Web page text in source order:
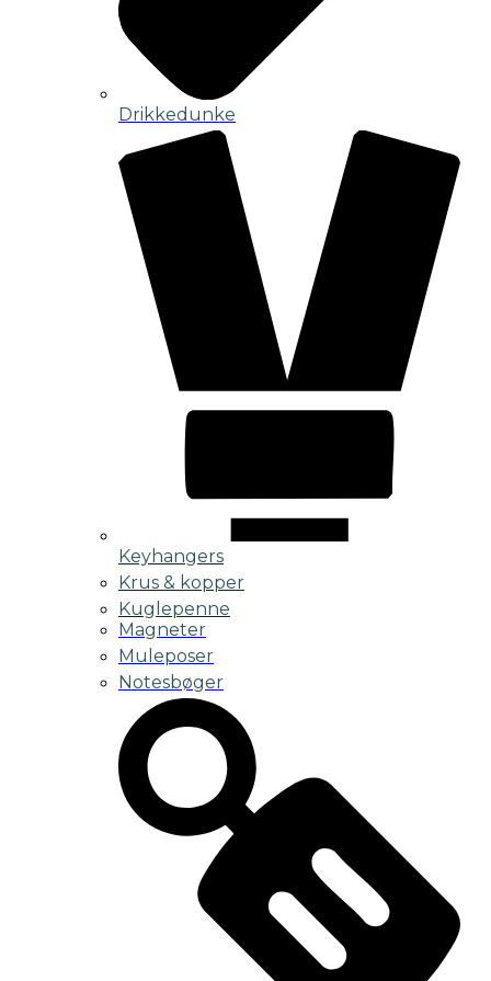
Drikkedunke
Keyhangers
Krus & kopper
Kuglepenne
Magneter
Muleposer
Notesbøger